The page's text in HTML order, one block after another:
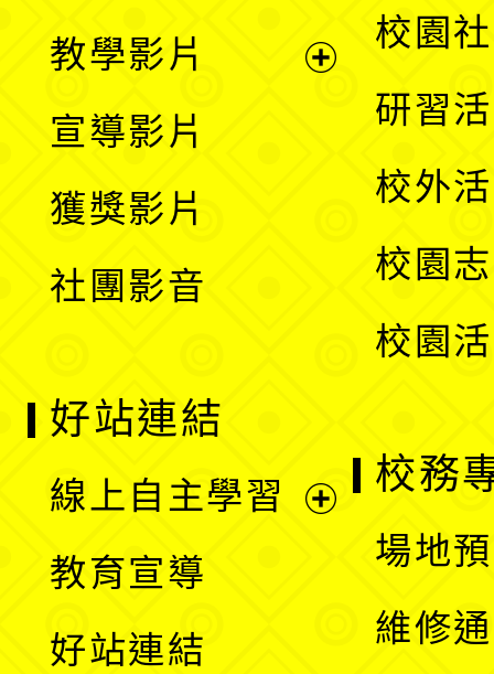
選
教學影片
宣導影片
獲獎影片
社團影音
校園
研習
校外
校園
校園
好站連結
線上自主學習
教育宣導
好站連結
校務
場地
維修